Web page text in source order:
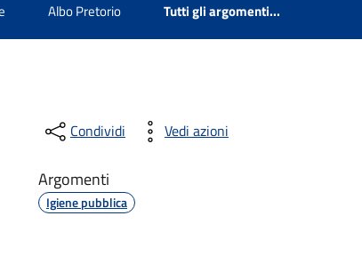
Albo Pretorio Tutti gli argomenti...
Condividi Vedi azioni
Argomenti
Igiene pubblica